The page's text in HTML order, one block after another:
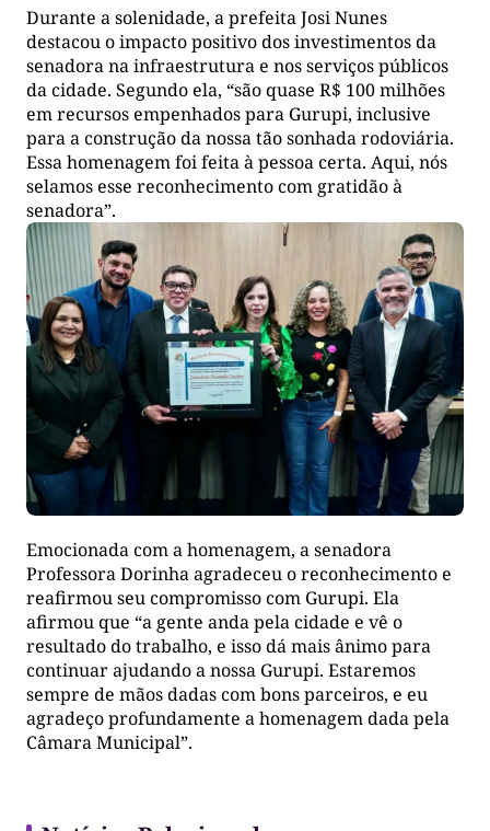
Durante a solenidade, a prefeita Josi Nunes
destacou o impacto positivo dos investimentos da
senadora na infraestrutura e nos serviços públicos
da cidade. Segundo ela, “são quase R$ 100 milhões
em recursos empenhados para Gurupi, inclusive
para a construção da nossa tão sonhada rodoviária.
Essa homenagem foi feita à pessoa certa. Aqui, nós
selamos esse reconhecimento com gratidão à
senadora”.
Emocionada com a homenagem, a senadora
Professora Dorinha agradeceu o reconhecimento e
reafirmou seu compromisso com Gurupi. Ela
afirmou que “a gente anda pela cidade e vê o
resultado do trabalho, e isso dá mais ânimo para
continuar ajudando a nossa Gurupi. Estaremos
sempre de mãos dadas com bons parceiros, e eu
agradeço profundamente a homenagem dada pela
Câmara Municipal”.